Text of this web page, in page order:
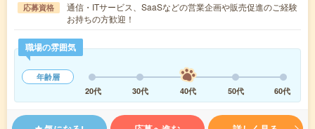
応募資格
通信・ITサービス、SaaSなどの営業企画や販売促進のご経験
お持ちの方歓迎！
職場の雰囲気
年齢層
20代
30代 40代 50代 60代